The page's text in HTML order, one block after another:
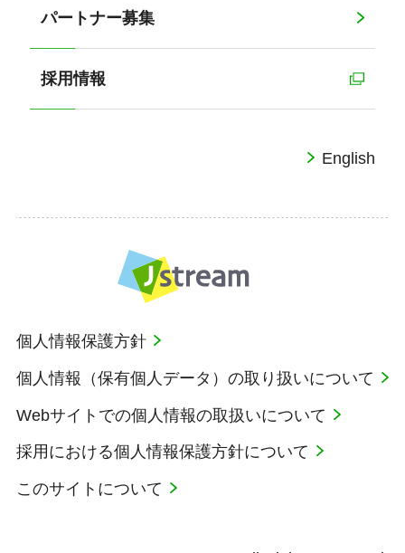
パートナー募集
採用情報
English
個人情報保護方針
個人情報（保有個人データ）の取り扱いについて
Webサイトでの個人情報の取扱いについて
採用における個人情報保護方針について
このサイトについて